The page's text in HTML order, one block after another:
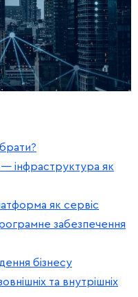
інфраструктура як
як сервіс
забезпечення
бізнесу
та внутрішніх